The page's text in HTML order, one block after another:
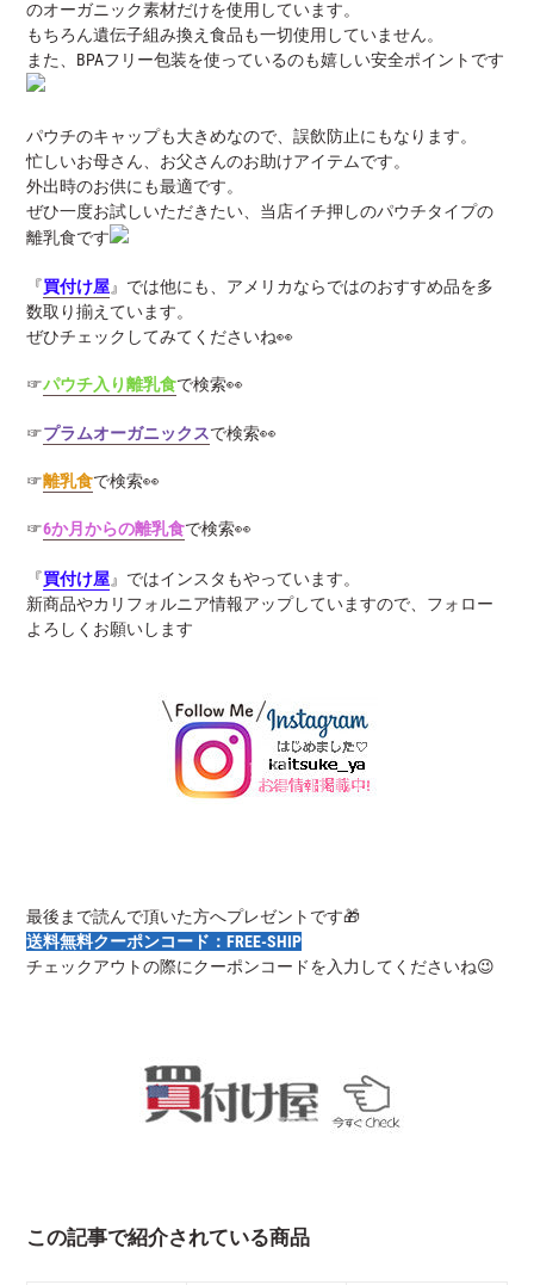
のオーガニック素材だけを使用しています。
もちろん遺伝子組み換え食品も一切使用していません。
また、BPAフリー包装を使っているのも嬉しい安全ポイントです
パウチのキャップも大きめなので、誤飲防止にもなります。
忙しいお母さん、お父さんのお助けアイテムです。
外出時のお供にも最適です。
ぜひ一度お試しいただきたい、当店イチ押しのパウチタイプの
離乳食です
『買付け屋』では他にも、アメリカならではのおすすめ品を多
数取り揃えています。
ぜひチェックしてみてくださいね👀
☞パウチ入り離乳食で検索👀
☞プラムオーガニックスで検索👀
☞離乳食で検索👀
☞6か月からの離乳食で検索👀
『買付け屋』ではインスタもやっています。
新商品やカリフォルニア情報アップしていますので、フォロー
よろしくお願いします
最後まで読んで頂いた方へプレゼントです🎁
送料無料クーポンコード：FREE-SHIP
チェックアウトの際にクーポンコードを入力してくださいね😉
この記事で紹介されている商品